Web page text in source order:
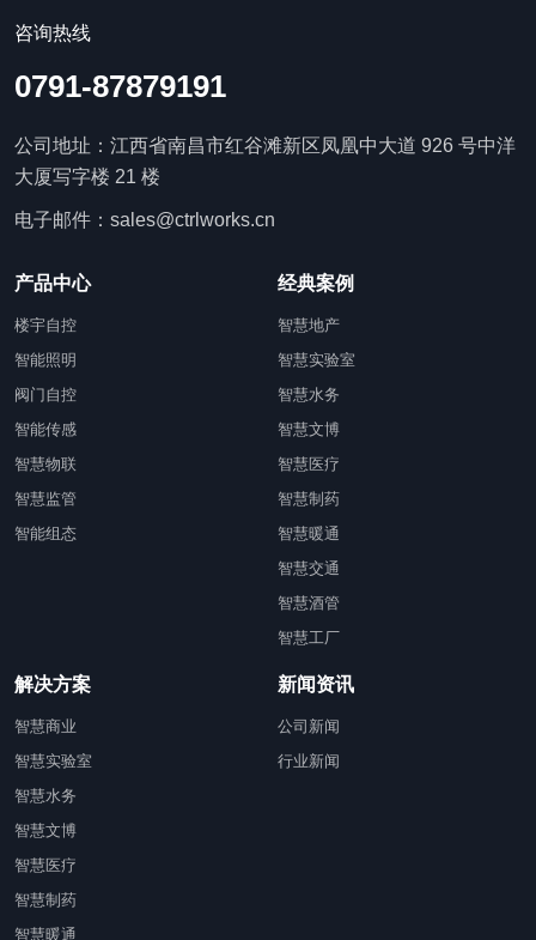
咨询热线
0791-87879191
公司地址：江西省南昌市红谷滩新区凤凰中大道 926 号中洋
大厦写字楼 21 楼
电子邮件：sales@ctrlworks.cn
产品中心
楼宇自控
智能照明
阀门自控
智能传感
智慧物联
智慧监管
智能组态
经典案例
智慧地产
智慧实验室
智慧水务
智慧文博
智慧医疗
智慧制药
智慧暖通
智慧交通
智慧酒管
智慧工厂
解决方案
智慧商业
智慧实验室
智慧水务
智慧文博
智慧医疗
智慧制药
智慧暖通
新闻资讯
公司新闻
行业新闻